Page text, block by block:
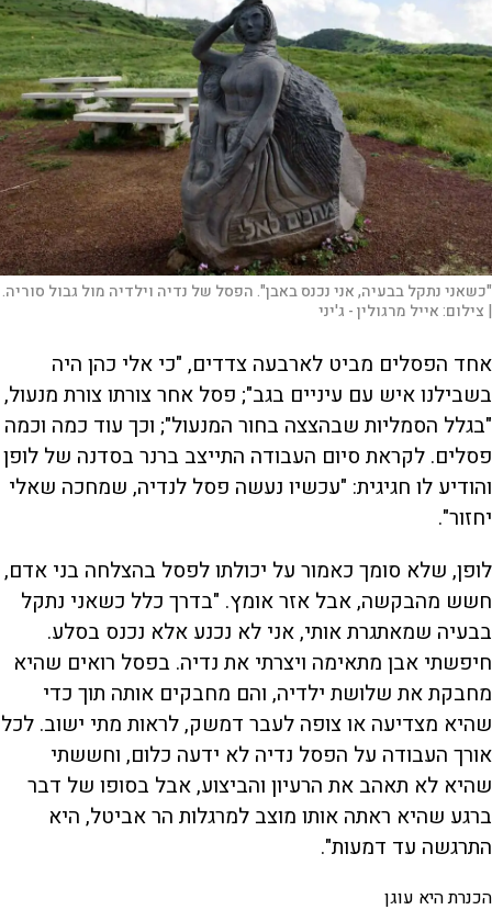
"כשאני נתקל בבעיה, אני נכנס באבן". הפסל של נדיה וילדיה מול גבול סוריה.
| צילום:אייל מרגולין - ג'יני
אחד הפסלים מביט לארבעה צדדים, "כי אלי כהן היה
בשבילנו איש עם עיניים בגב"; פסל אחר צורתו צורת מנעול,
"בגלל הסמליות שבהצצה בחור המנעול"; וכך עוד כמה וכמה
פסלים. לקראת סיום העבודה התייצב ברנר בסדנה של לופן
והודיע לו חגיגית: "עכשיו נעשה פסל לנדיה, שמחכה שאלי
יחזור".
לופן, שלא סומך כאמור על יכולתו לפסל בהצלחה בני אדם,
חשש מהבקשה, אבל אזר אומץ. "בדרך כלל כשאני נתקל
בבעיה שמאתגרת אותי, אני לא נכנע אלא נכנס בסלע.
חיפשתי אבן מתאימה ויצרתי את נדיה. בפסל רואים שהיא
מחבקת את שלושת ילדיה, והם מחבקים אותה תוך כדי
שהיא מצדיעה או צופה לעבר דמשק, לראות מתי ישוב. לכל
אורך העבודה על הפסל נדיה לא ידעה כלום, וחששתי
שהיא לא תאהב את הרעיון והביצוע, אבל בסופו של דבר
ברגע שהיא ראתה אותו מוצב למרגלות הר אביטל, היא
התרגשה עד דמעות".
הכנרת היא עוגן